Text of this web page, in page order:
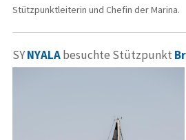
Stützpunktleiterin und Chefin der Marina.
SYNYALAbesuchte Stützpunkt